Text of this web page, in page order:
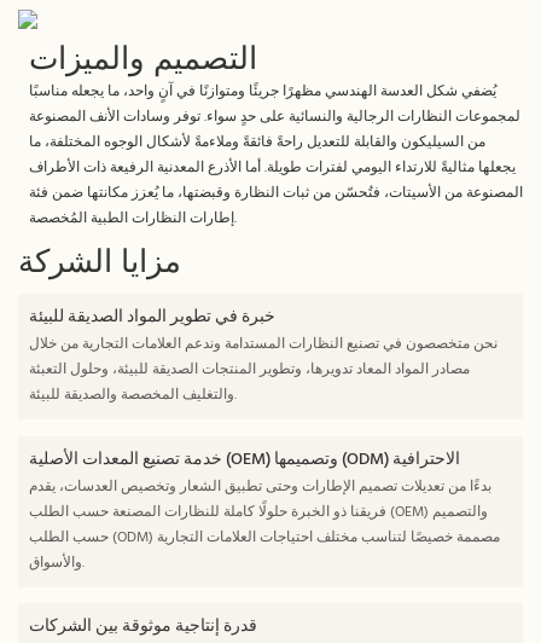
التصميم والميزات
يُضفي شكل العدسة الهندسي مظهرًا جريئًا ومتوازنًا في آنٍ واحد، ما يجعله مناسبًا
لمجموعات النظارات الرجالية والنسائية على حدٍ سواء. توفر وسادات الأنف المصنوعة
من السيليكون والقابلة للتعديل راحةً فائقةً وملاءمةً لأشكال الوجوه المختلفة، ما
يجعلها مثاليةً للارتداء اليومي لفترات طويلة. أما الأذرع المعدنية الرفيعة ذات الأطراف
المصنوعة من الأسيتات، فتُحسّن من ثبات النظارة وقبضتها، ما يُعزز مكانتها ضمن فئة
إطارات النظارات الطبية المُخصصة.
مزايا الشركة
خبرة في تطوير المواد الصديقة للبيئة
نحن متخصصون في تصنيع النظارات المستدامة وندعم العلامات التجارية من خلال
مصادر المواد المعاد تدويرها، وتطوير المنتجات الصديقة للبيئة، وحلول التعبئة
والتغليف المخصصة والصديقة للبيئة.
خدمة تصنيع المعدات الأصلية (OEM) وتصميمها (ODM) الاحترافية
بدءًا من تعديلات تصميم الإطارات وحتى تطبيق الشعار وتخصيص العدسات، يقدم
فريقنا ذو الخبرة حلولًا كاملة للنظارات المصنعة حسب الطلب (OEM) والتصميم
حسب الطلب (ODM) مصممة خصيصًا لتناسب مختلف احتياجات العلامات التجارية
والأسواق.
قدرة إنتاجية موثوقة بين الشركات